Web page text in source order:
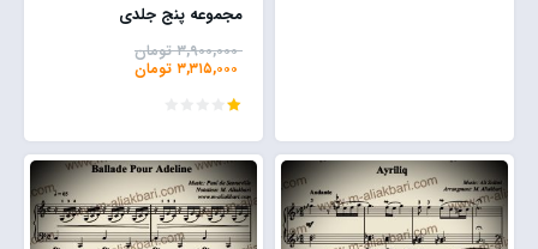
مجموعه پنج جلدی
تومان ۳,۹۰۰,۰۰۰
تومان
5